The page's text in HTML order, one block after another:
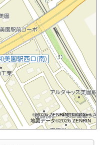
©2026 ZENRIN DataCom
地図データ©2026 ZENRIN